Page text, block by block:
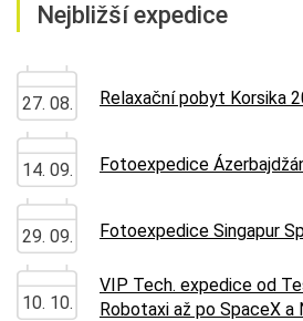
Nejbližší expedice
27. 08. Relaxační pobyt Korsika
14. 09. Fotoexpedice
29. 09. Fotoexpedice Singapur
10. 10.
VIP Tech. expedice od
Robotaxi až po SpaceX a